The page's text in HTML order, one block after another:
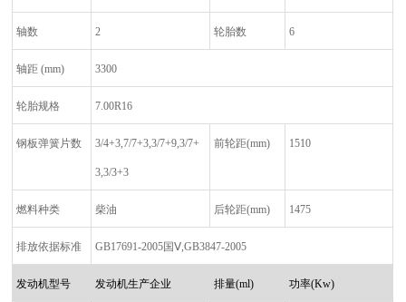
轴数 2 轮胎数 6
轴距 (mm) 3300
轮胎规格 7.00R16
钢板弹簧片数 3/4+3,7/7+3,3/7+9,3/7+
3,3/3+3
前轮距(mm) 1510
燃料种类 柴油 后轮距(mm) 1475
排放依据标准 GB17691-2005国Ⅴ,GB3847-2005
发动机型号 发动机生产企业 排量(ml) 功率(Kw)